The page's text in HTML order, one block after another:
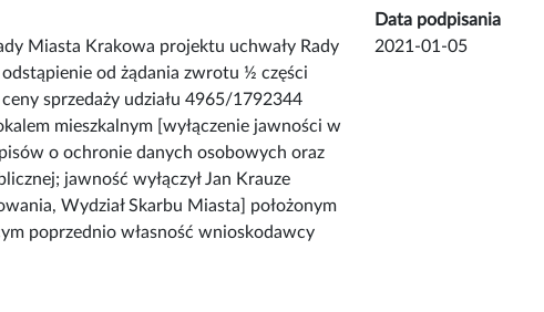
Data podpisania
Miasta Krakowa projektu uchwały Rady
od żądania zwrotu ½ części
sprzedaży udziału 4965/1792344
mieszkalnym [wyłączenie jawności w
o ochronie danych osobowych oraz
jawność wyłączył Jan Krauze
Wydział Skarbu Miasta] położonym
poprzednio własność wnioskodawcy
2021-01-05